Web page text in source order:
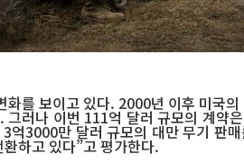
를 보이고 있다. 2000년 이후 미국
러나 이번 111억 달러 규모의 계
억3000만 달러 규모의 대만 무기 판
하고 있다”고 평가한다.